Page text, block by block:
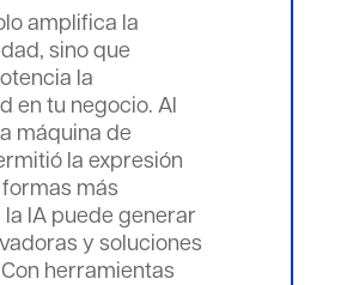
amplifica la
sino que
la
en tu negocio. Al
máquina de
la expresión
más
la IA puede generar
y soluciones
herramientas